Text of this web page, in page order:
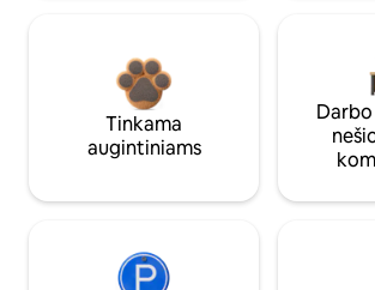
Tinkama
augintiniams